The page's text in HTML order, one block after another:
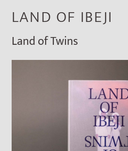
LAND OF IBEJI
Land of Twins